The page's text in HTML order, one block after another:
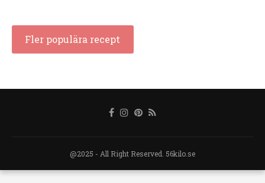
Fler populära recept
@2025 - All Right Reserved. 56kilo.se